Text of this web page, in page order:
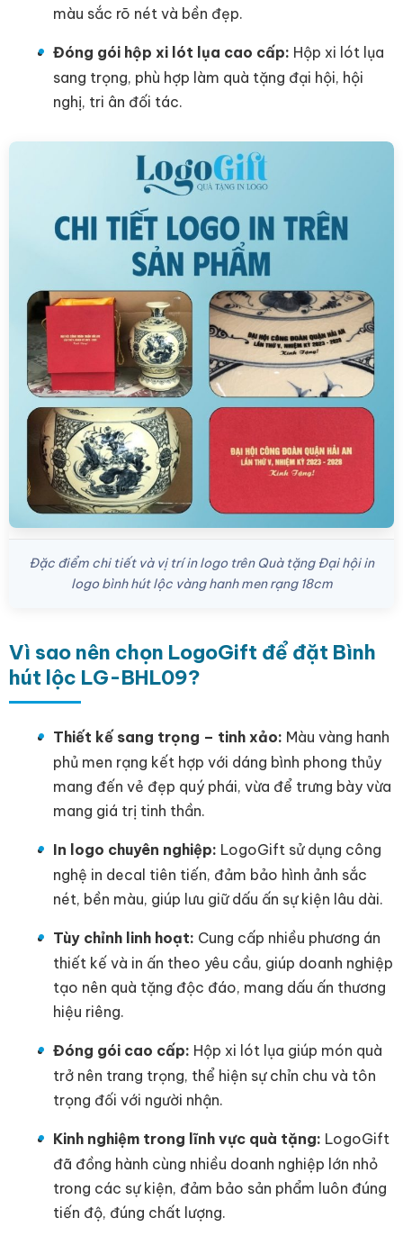
màu sắc rõ nét và bền đẹp.
Đóng gói hộp xi lót lụa cao cấp: Hộp xi lót lụa
sang trọng, phù hợp làm quà tặng đại hội, hội
nghị, tri ân đối tác.
Đặc điểm chi tiết và vị trí in logo trên Quà tặng Đại hội in
logo bình hút lộc vàng hanh men rạng 18cm
Vì sao nên chọn LogoGift để đặt Bình
hút lộc LG-BHL09?
Thiết kế sang trọng – tinh xảo: Màu vàng hanh
phủ men rạng kết hợp với dáng bình phong thủy
mang đến vẻ đẹp quý phái, vừa để trưng bày vừa
mang giá trị tinh thần.
In logo chuyên nghiệp: LogoGift sử dụng công
nghệ in decal tiên tiến, đảm bảo hình ảnh sắc
nét, bền màu, giúp lưu giữ dấu ấn sự kiện lâu dài.
Tùy chỉnh linh hoạt: Cung cấp nhiều phương án
thiết kế và in ấn theo yêu cầu, giúp doanh nghiệp
tạo nên quà tặng độc đáo, mang dấu ấn thương
hiệu riêng.
Đóng gói cao cấp: Hộp xi lót lụa giúp món quà
trở nên trang trọng, thể hiện sự chỉn chu và tôn
trọng đối với người nhận.
Kinh nghiệm trong lĩnh vực quà tặng: LogoGift
đã đồng hành cùng nhiều doanh nghiệp lớn nhỏ
trong các sự kiện, đảm bảo sản phẩm luôn đúng
tiến độ, đúng chất lượng.